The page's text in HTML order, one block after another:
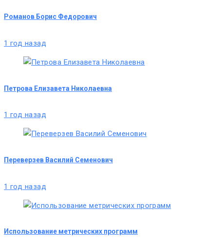
Романов Борис Федорович
1 год назад
Петрова Елизавета Николаевна
1 год назад
Переверзев Василий Семенович
1 год назад
Использование метрических программ